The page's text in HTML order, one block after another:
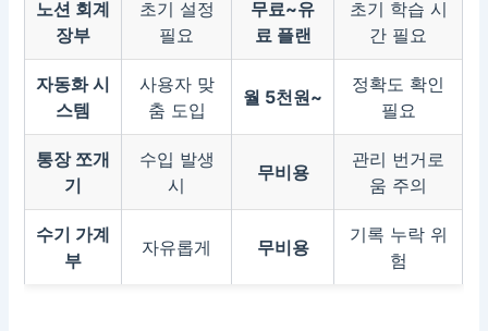
노션 회계
장부
초기 설정
필요
무료~유
료 플랜
초기 학습 시
간 필요
자동화 시
스템
사용자 맞
춤 도입
월 5천원~
정확도 확인
필요
통장 쪼개
기
수입 발생
시
무비용
관리 번거로
움 주의
수기 가계
부
자유롭게 무비용
기록 누락 위
험